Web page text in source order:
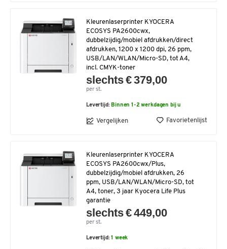
Kleurenlaserprinter KYOCERA
ECOSYS PA2600cwx,
dubbelzijdig/mobiel afdrukken/direct
afdrukken, 1200 x 1200 dpi, 26 ppm,
USB/LAN/WLAN/Micro-SD, tot A4,
incl. CMYK-toner
slechts € 379,00
per st.
Levertijd: Binnen 1-2 werkdagen bij u
Vergelijken Favorietenlijst
Kleurenlaserprinter KYOCERA
ECOSYS PA2600cwx/Plus,
dubbelzijdig/mobiel afdrukken, 26
ppm, USB/LAN/WLAN/Micro-SD, tot
A4, toner, 3 jaar Kyocera Life Plus
garantie
slechts € 449,00
per st.
Levertijd:1 week